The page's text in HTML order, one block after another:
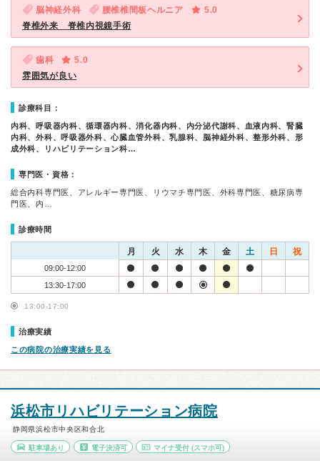
脳神経外科 腰椎椎間板ヘルニア
5.0
脊椎外来 脊椎内視鏡手術
歯科
5.0
雰囲気が良い
診療科目：
内科、呼吸器内科、循環器内科、消化器内科、内分泌代謝科、血液内科、腎臓
内科、外科、呼吸器外科、心臓血管外科、乳腺科、脳神経外科、整形外科、形
成外科、リハビリテーション科…
専門医・資格：
総合内科専門医、アレルギー専門医、リウマチ専門医、外科専門医、糖尿病専
門医、内…
診療時間
月 火 水 木 金 土 日 祝
09:00-12:00
13:30-17:00
13:00-17:00
治療実績
この病院の治療実績を見る
浜松市リハビリテーション病院
静岡県浜松市中央区和合北
駐車場あり 電子決済可 マイナ受付 (スマホ可)